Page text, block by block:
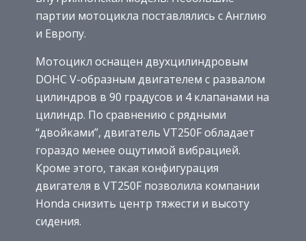
партии мотоцикла поставлялись с Англию
и Европу.
Мотоцикл оснащен двухцилиндровым
DOHC V-образным двигателем с развалом
цилиндров в 90 градусов и 4 клапанами на
цилиндр. По сравнению с рядными
“двойками”, двигатель VT250F обладает
гораздо менее ощутимой вибрацией.
Кроме этого, такая конфигурация
двигателя в VT250F позволила компании
Honda снизить центр тяжести и высоту
сидения.